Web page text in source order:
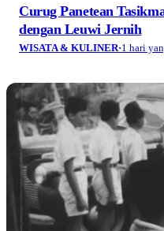
Curug Panetean
dengan Leuwi Jernih
WISATA & KULINER·1 hari